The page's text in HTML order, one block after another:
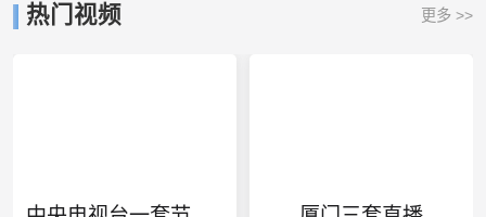
热门视频 更多 >>